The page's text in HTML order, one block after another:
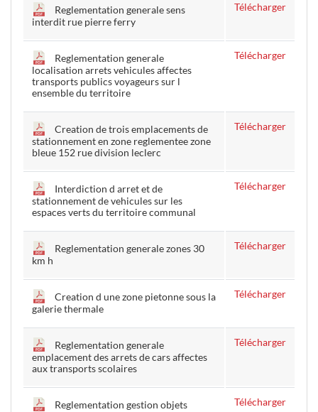
Reglementation generale sens
interdit rue pierre ferry
Télécharger
Reglementation generale
localisation arrets vehicules affectes
transports publics voyageurs sur l
ensemble du territoire
Télécharger
Creation de trois emplacements de
stationnement en zone reglementee zone
bleue 152 rue division leclerc
Télécharger
Interdiction d arret et de
stationnement de vehicules sur les
espaces verts du territoire communal
Télécharger
Reglementation generale zones 30
km h
Télécharger
Creation d une zone pietonne sous la
galerie thermale
Télécharger
Reglementation generale
emplacement des arrets de cars affectes
aux transports scolaires
Télécharger
Reglementation gestion objets
Télécharger